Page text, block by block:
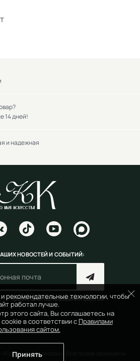
рекомендательные технологии, чтобы
работал лучше.
этого сайта, Вы соглашаетесь на
в соответствии с Правилами
сайтом.
Принять
14 дней!
и надежная
НОВОСТЕЙ И СОБЫТИЙ:
справилами пользования сайтом
«Красный Карандаш». Все права защищены